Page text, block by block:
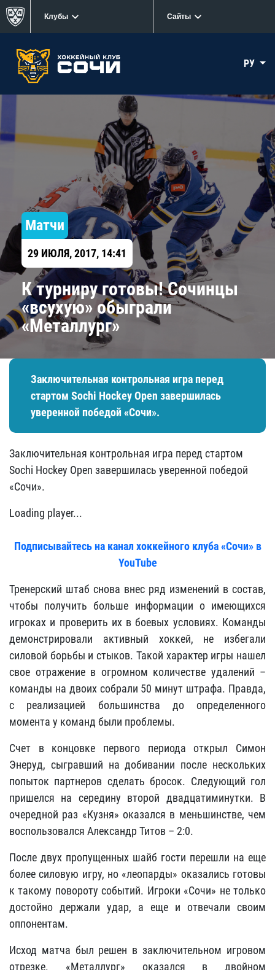
Клубы Сайты
РУ
Матчи
29 ИЮЛЯ, 2017, 14:41
К турниру готовы! Сочинцы
«всухую» обыграли
«Металлург»
Заключительная контрольная игра перед
стартом Sochi Hockey Open завершилась
уверенной победой «Сочи».
Заключительная контрольная игра перед стартом
Sochi Hockey Open завершилась уверенной победой
«Сочи».
Loading player...
Подписывайтесь на канал хоккейного клуба «Сочи» в
YouTube
Тренерский штаб снова внес ряд изменений в состав,
чтобы получить больше информации о имеющихся
игроках и проверить их в боевых условиях. Команды
демонстрировали активный хоккей, не избегали
силовой борьбы и стыков. Такой характер игры нашел
свое отражение в огромном количестве удалений –
команды на двоих собрали 50 минут штрафа. Правда,
с реализацией большинства до определенного
момента у команд были проблемы.
Счет в концовке первого периода открыл Симон
Энеруд, сыгравший на добивании после нескольких
попыток партнеров сделать бросок. Следующий гол
пришелся на середину второй двадцатиминутки. В
очередной раз «Кузня» оказался в меньшинстве, чем
воспользовался Александр Титов – 2:0.
После двух пропущенных шайб гости перешли на еще
более силовую игру, но «леопарды» оказались готовы
к такому повороту событий. Игроки «Сочи» не только
достойно держали удар, а еще и отвечали своим
оппонентам.
Исход матча был решен в заключительном игровом
отрезке. «Металлург» оказался в двойном